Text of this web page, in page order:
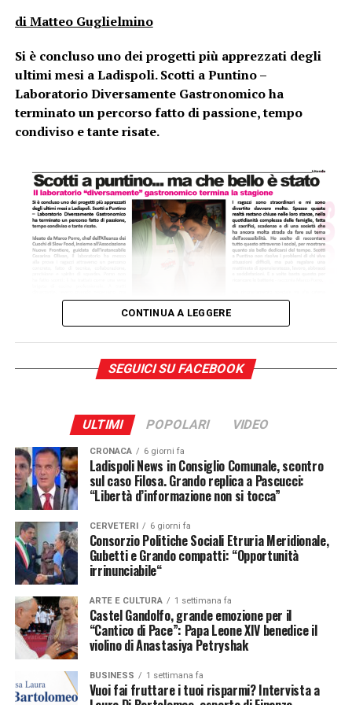
di Matteo Guglielmino
Si è concluso uno dei progetti più apprezzati degli
ultimi mesi a Ladispoli. Scotti a Puntino –
Laboratorio Diversamente Gastronomico ha
terminato un percorso fatto di passione, tempo
condiviso e tante risate.
Ideato da Marco Porro, chef dell’Alleanza dei
Cuochi di Slow Food, insieme all’Associazione
Nuove Frontiere, guidata dall’instancabile Cesarina
Olivan,il laboratorio ha messo alla prova i ragazzi
CONTINUA A LEGGERE
SEGUICI SU FACEBOOK
ULTIMI POPOLARI VIDEO
CRONACA 6 giorni fa
Ladispoli News in Consiglio Comunale, scontro
sul caso Filosa. Grando replica a Pascucci:
“Libertà d’informazione non si tocca”
CERVETERI 6 giorni fa
Consorzio Politiche Sociali Etruria Meridionale,
Gubetti e Grando compatti: “Opportunità
irrinunciabile“
ARTE E CULTURA 1 settimana fa
Castel Gandolfo, grande emozione per il
“Cantico di Pace”: Papa Leone XIV benedice il
violino di Anastasiya Petryshak
BUSINESS 1 settimana fa
Vuoi fai fruttare i tuoi risparmi? Intervista a